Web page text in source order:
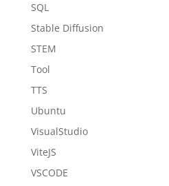
SQL
Stable Diffusion
STEM
Tool
TTS
Ubuntu
VisualStudio
ViteJS
VSCODE